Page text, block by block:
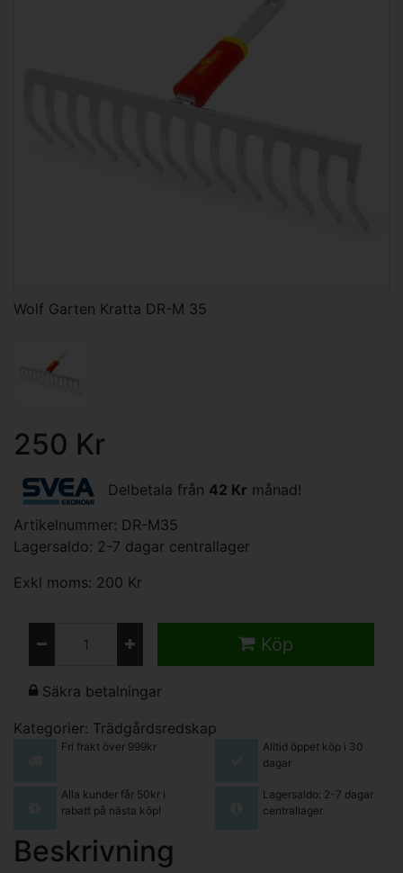
Wolf Garten Kratta DR-M 35
250 Kr
Delbetala från 42 Kr månad!
Artikelnummer: DR-M35
Lagersaldo: 2-7 dagar centrallager
Exkl moms: 200 Kr
Köp
Säkra betalningar
Kategorier: Trädgårdsredskap
Fri frakt över 999kr
Alltid öppet köp i 30
dagar
Alla kunder får 50kr i
rabatt på nästa köp!
Lagersaldo: 2-7 dagar
centrallager
Beskrivning